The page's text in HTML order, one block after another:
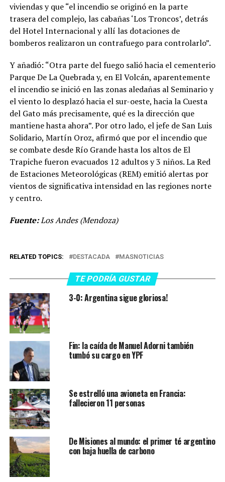
viviendas y que “el incendio se originó en la parte
trasera del complejo, las cabañas ‘Los Troncos’, detrás
del Hotel Internacional y allí las dotaciones de
bomberos realizaron un contrafuego para controlarlo”.
Y añadió: “Otra parte del fuego salió hacia el cementerio
Parque De La Quebrada y, en El Volcán, aparentemente
el incendio se inició en las zonas aledañas al Seminario y
el viento lo desplazó hacia el sur-oeste, hacia la Cuesta
del Gato más precisamente, qué es la dirección que
mantiene hasta ahora”. Por otro lado, el jefe de San Luis
Solidario, Martín Oroz, afirmó que por el incendio que
se combate desde Río Grande hasta los altos de El
Trapiche fueron evacuados 12 adultos y 3 niños. La Red
de Estaciones Meteorológicas (REM) emitió alertas por
vientos de significativa intensidad en las regiones norte
y centro.
Fuente:Los Andes (Mendoza)
RELATED TOPICS: DESTACADA MASNOTICIAS
TE PODRÍA GUSTAR
3-0: Argentina sigue gloriosa!
Fin: la caída de Manuel Adorni también
tumbó su cargo en YPF
Se estrelló una avioneta en Francia:
fallecieron 11 personas
De Misiones al mundo: el primer té argentino
con baja huella de carbono